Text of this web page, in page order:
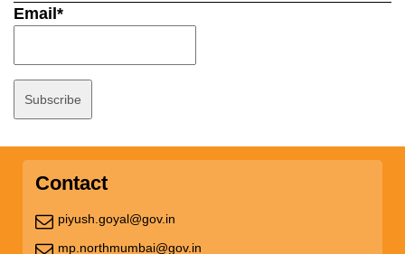
Email*
Contact
piyush.goyal@gov.in
mp.northmumbai@gov.in